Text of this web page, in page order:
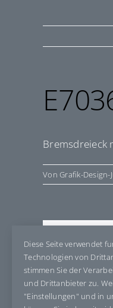
Bremsdreieck
VonGrafik-Design-
Share
Diese Seite verwendet
Technologien von
stimmen Sie der
und Drittanbieter zu.
"Einstellungen" und in